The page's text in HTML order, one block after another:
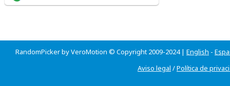
RandomPicker by VeroMotion © Copyright 2009-2024 | English -
Aviso legal /Política de